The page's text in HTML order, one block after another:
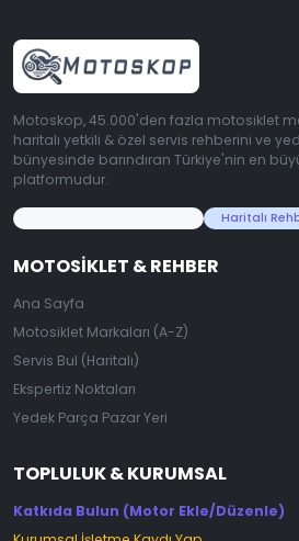
Motoskop, 45.000'den fazla motosiklet
haritalı yetkili & özel servis rehberini ve
bünyesinde barındıran Türkiye'nin en
platformudur.
Haritalı
MOTOSIKLET & REHBER
Ana Sayfa
Motosiklet Markaları (A-Z)
Servis Bul (Haritalı)
Ekspertiz Noktaları
Yedek Parça Pazar Yeri
TOPLULUK & KURUMSAL
Katkıda Bulun (Motor Ekle/Düzenle)